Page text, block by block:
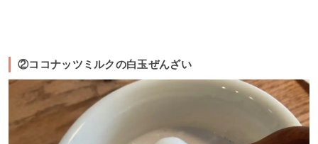
②ココナッツミルクの白玉ぜんざい